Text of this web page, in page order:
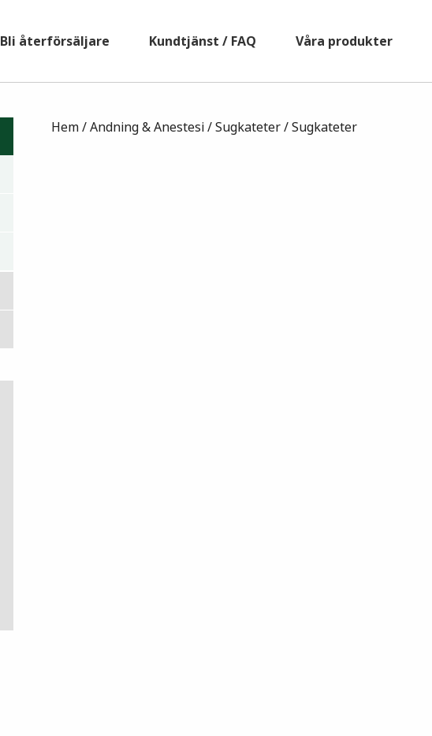
Bli återförsäljare Kundtjänst / FAQ Våra produkter
Hem/Andning & Anestesi/Sugkateter/ Sugkateter